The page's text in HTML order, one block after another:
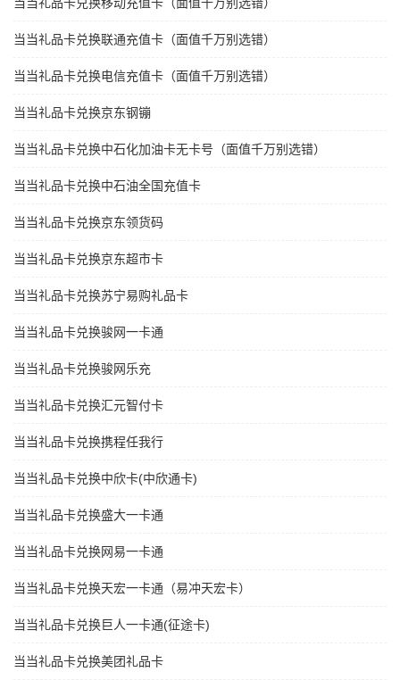
当当礼品卡兑换联通充值卡（面值千万别选错）
当当礼品卡兑换电信充值卡（面值千万别选错）
当当礼品卡兑换京东钢镚
当当礼品卡兑换中石化加油卡无卡号（面值千万别选错）
当当礼品卡兑换中石油全国充值卡
当当礼品卡兑换京东领货码
当当礼品卡兑换京东超市卡
当当礼品卡兑换苏宁易购礼品卡
当当礼品卡兑换骏网一卡通
当当礼品卡兑换骏网乐充
当当礼品卡兑换汇元智付卡
当当礼品卡兑换携程任我行
当当礼品卡兑换中欣卡(中欣通卡)
当当礼品卡兑换盛大一卡通
当当礼品卡兑换网易一卡通
当当礼品卡兑换天宏一卡通（易冲天宏卡）
当当礼品卡兑换巨人一卡通(征途卡)
当当礼品卡兑换美团礼品卡